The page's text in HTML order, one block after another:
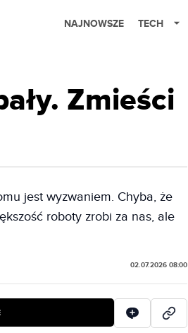
NAJNOWSZE TECH
Zmieści
jest wyzwaniem. Chyba, że
roboty zrobi za nas, ale
02.07.2026 08:00